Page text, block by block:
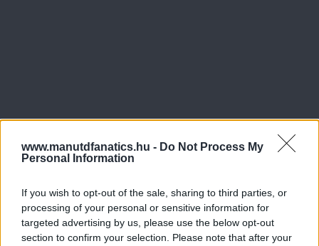
www.manutdfanatics.hu - Do Not Process My
Personal Information
If you wish to opt-out of the sale, sharing to third parties, or
processing of your personal or sensitive information for
targeted advertising by us, please use the below opt-out
section to confirm your selection. Please note that after your